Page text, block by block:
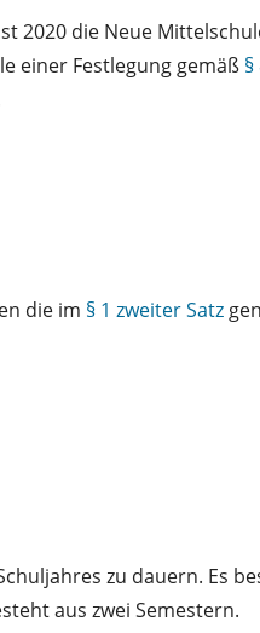
2020 die Neue
einer Festlegung gemäß
die im § 1 zweiter Satz
zu dauern. Es
aus zwei Semestern.